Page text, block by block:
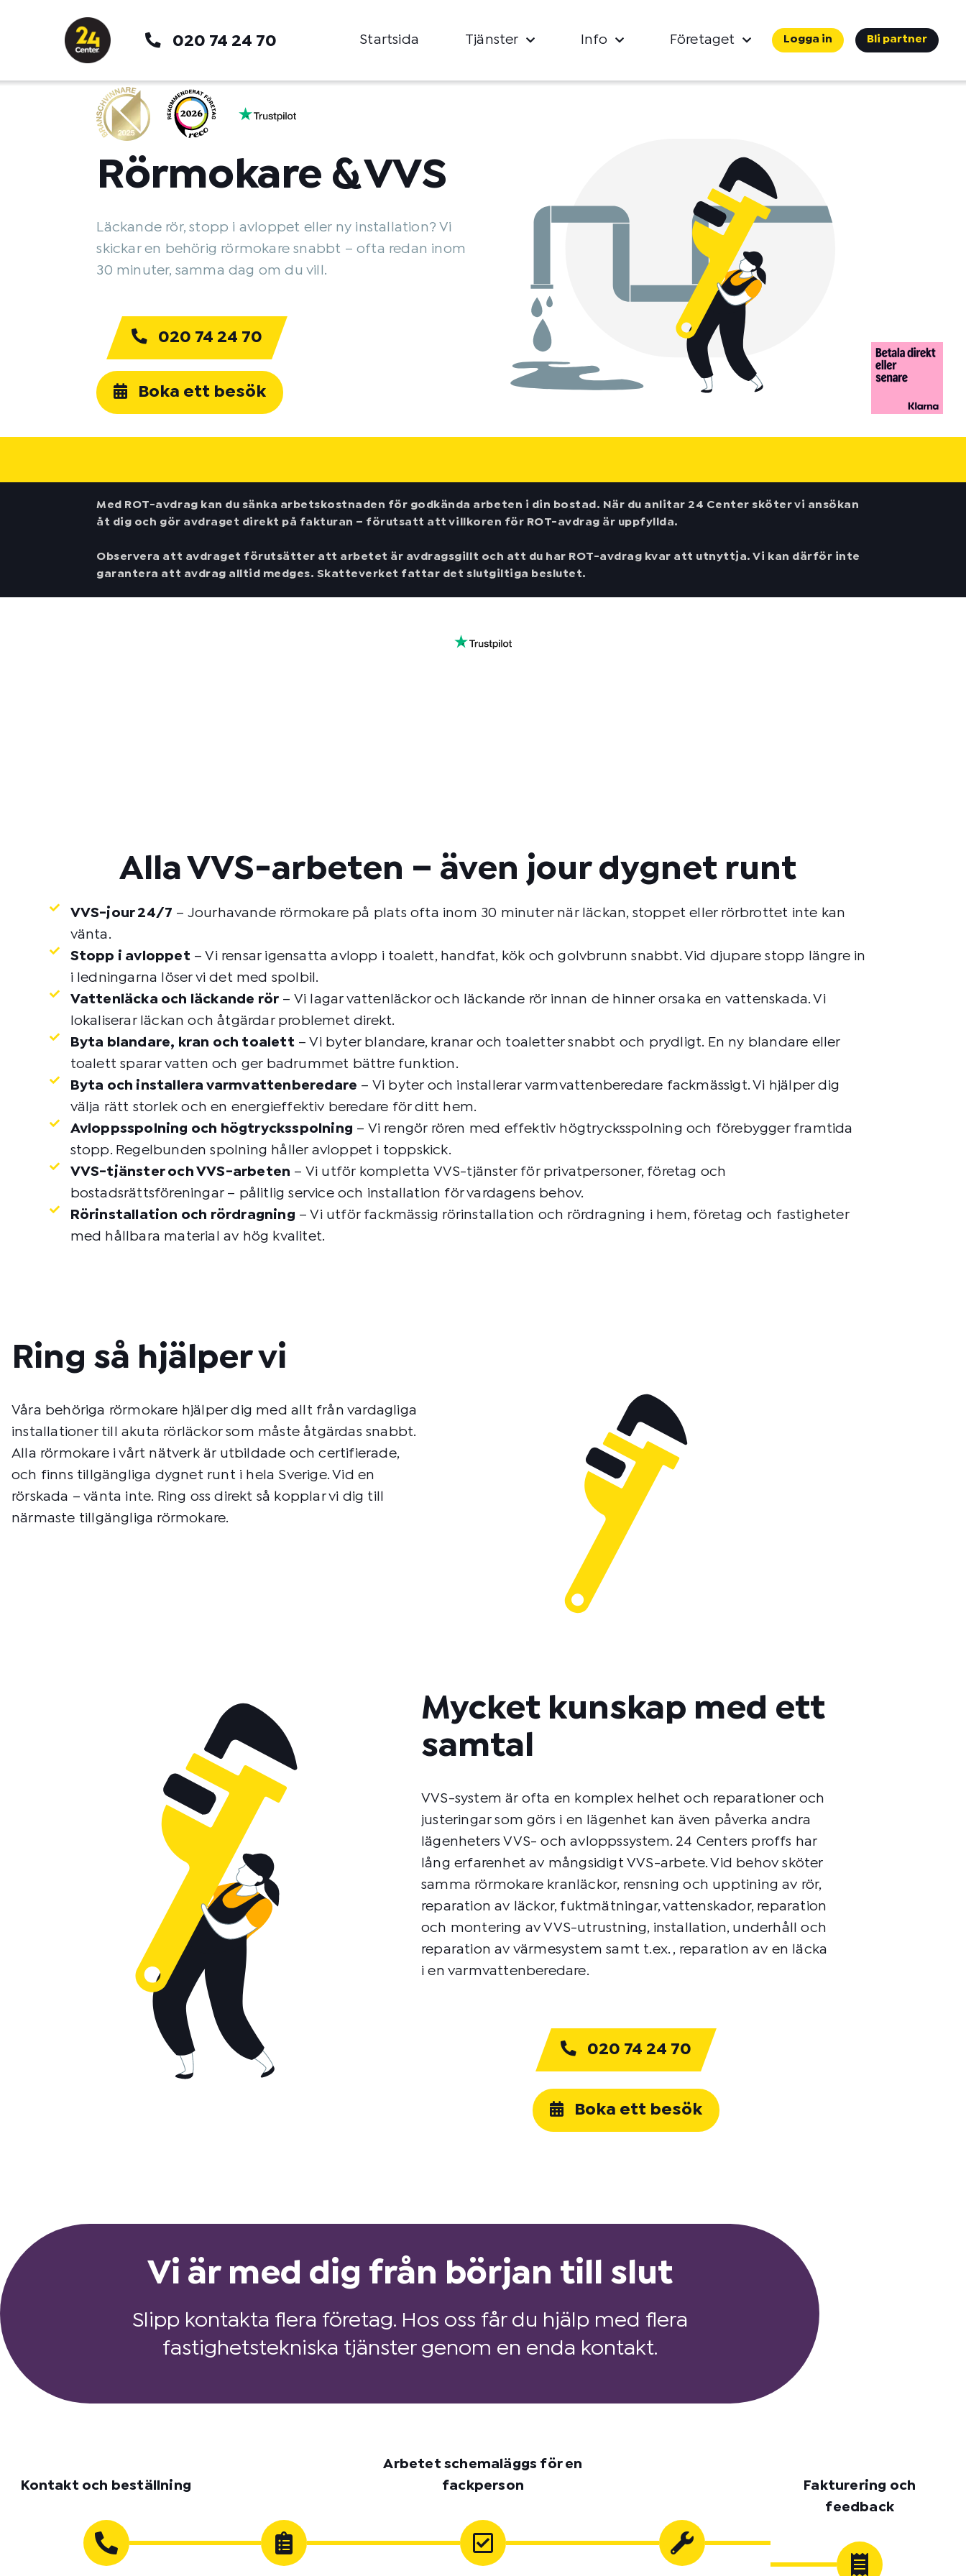
020 74 24 70 Startsida Tjänster Info Företaget Logga in Bli partner
Rörmokare & VVS
Läckande rör, stopp i avloppet eller ny installation? Vi
skickar en behörig rörmokare snabbt – ofta redan inom
30 minuter, samma dag om du vill.
020 74 24 70
Boka ett besök
Med ROT-avdrag kan du sänka arbetskostnaden för godkända arbeten i din bostad. När du anlitar 24 Center sköter vi ansökan
åt dig och gör avdraget direkt på fakturan – förutsatt att villkoren för ROT-avdrag är uppfyllda.
Observera att avdraget förutsätter att arbetet är avdragsgillt och att du har ROT-avdrag kvar att utnyttja. Vi kan därför inte
garantera att avdrag alltid medges. Skatteverket fattar det slutgiltiga beslutet.
Alla VVS-arbeten – även jour dygnet runt
VVS-jour 24/7 – Jourhavande rörmokare på plats ofta inom 30 minuter när läckan, stoppet eller rörbrottet inte kan
vänta.
Stopp i avloppet– Vi rensar igensatta avlopp i toalett, handfat, kök och golvbrunn snabbt. Vid djupare stopp längre in
i ledningarna löser vi det med spolbil.
Vattenläcka och läckande rör – Vi lagar vattenläckor och läckande rör innan de hinner orsaka en vattenskada. Vi
lokaliserar läckan och åtgärdar problemet direkt.
Byta blandare, kran och toalett– Vi byter blandare, kranar och toaletter snabbt och prydligt. En ny blandare eller
toalett sparar vatten och ger badrummet bättre funktion.
Byta och installera varmvattenberedare – Vi byter och installerar varmvattenberedare fackmässigt. Vi hjälper dig
välja rätt storlek och en energieffektiv beredare för ditt hem.
Avloppsspolning och högtrycksspolning – Vi rengör rören med effektiv högtrycksspolning och förebygger framtida
stopp. Regelbunden spolning håller avloppet i toppskick.
VVS-tjänster och VVS-arbeten – Vi utför kompletta VVS-tjänster för privatpersoner, företag och
bostadsrättsföreningar – pålitlig service och installation för vardagens behov.
Rörinstallation och rördragning – Vi utför fackmässig rörinstallation och rördragning i hem, företag och fastigheter
med hållbara material av hög kvalitet.
Ring så hjälper vi
Våra behöriga rörmokare hjälper dig med allt från vardagliga
installationer till akuta rörläckor som måste åtgärdas snabbt.
Alla rörmokare i vårt nätverk är utbildade och certifierade,
och finns tillgängliga dygnet runt i hela Sverige. Vid en
rörskada – vänta inte. Ring oss direkt så kopplar vi dig till
närmaste tillgängliga rörmokare.
Mycket kunskap med ett
samtal
VVS-system är ofta en komplex helhet och reparationer och
justeringar som görs i en lägenhet kan även påverka andra
lägenheters VVS- och avloppssystem. 24 Centers proffs har
lång erfarenhet av mångsidigt VVS-arbete. Vid behov sköter
samma rörmokare kranläckor, rensning och upptining av rör,
reparation av läckor, fuktmätningar, vattenskador, reparation
och montering av VVS-utrustning, installation, underhåll och
reparation av värmesystem samt t.ex. , reparation av en läcka
i en varmvattenberedare.
020 74 24 70
Boka ett besök
Vi är med dig från början till slut
Slipp kontakta flera företag. Hos oss får du hjälp med flera
fastighetstekniska tjänster genom en enda kontakt.
Kontakt och beställning
Arbetet schemaläggs för en
fackperson
Fakturering och
feedback